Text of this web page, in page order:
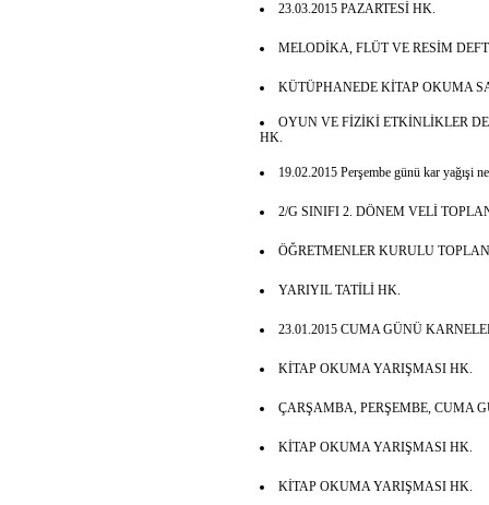
23.03.2015 PAZARTESİ HK.
MELODİKA, FLÜT VE RESİM
KÜTÜPHANEDE KİTAP OKUMA
OYUN VE FİZİKİ ETKİNLİKLER
HK.
19.02.2015 Perşembe günü kar yağışi
2/G SINIFI 2. DÖNEM VELİ
ÖĞRETMENLER KURULU
YARIYIL TATİLİ HK.
23.01.2015 CUMA GÜNÜ
KİTAP OKUMA YARIŞMASI HK.
ÇARŞAMBA, PERŞEMBE, CUMA
KİTAP OKUMA YARIŞMASI HK.
KİTAP OKUMA YARIŞMASI HK.